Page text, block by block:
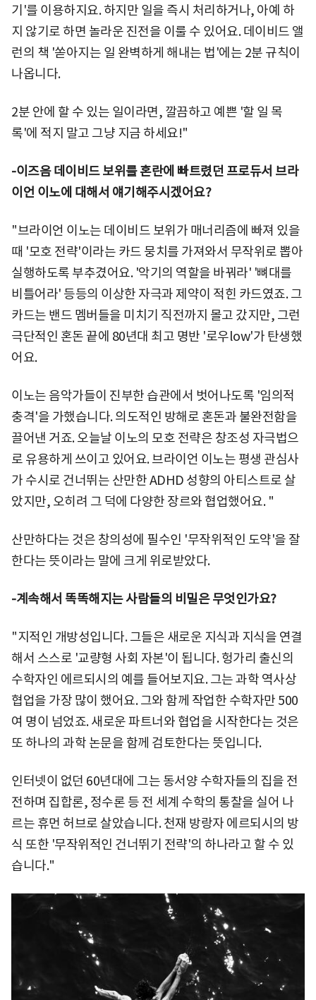
기'를 이용하지요. 하지만 일을 즉시 처리하거나, 아예 하
지 않기로 하면 놀라운 진전을 이룰 수 있어요. 데이비드 앨
런의 책 '쏟아지는 일 완벽하게 해내는 법'에는 2분 규칙이
나옵니다.
2분 안에 할 수 있는 일이라면, 깔끔하고 예쁜 '할 일 목
록'에 적지 말고 그냥 지금 하세요!"
-이즈음 데이비드 보위를 혼란에 빠트렸던 프로듀서 브라
이언 이노에 대해서 얘기해주시겠어요?
"브라이언 이노는 데이비드 보위가 매너리즘에 빠져 있을
때 '모호 전략'이라는 카드 뭉치를 가져와서 무작위로 뽑아
실행하도록 부추겼어요. '악기의 역할을 바꿔라' '뼈대를
비틀어라' 등등의 이상한 자극과 제약이 적힌 카드였죠. 그
카드는 밴드 멤버들을 미치기 직전까지 몰고 갔지만, 그런
극단적인 혼돈 끝에 80년대 최고 명반 '로우low'가 탄생했
어요.
이노는 음악가들이 진부한 습관에서 벗어나도록 '임의적
충격'을 가했습니다. 의도적인 방해로 혼돈과 불완전함을
끌어낸 거죠. 오늘날 이노의 모호 전략은 창조성 자극법으
로 유용하게 쓰이고 있어요. 브라이언 이노는 평생 관심사
가 수시로 건너뛰는 산만한 ADHD 성향의 아티스트로 살
았지만, 오히려 그 덕에 다양한 장르와 협업했어요. "
산만하다는 것은 창의성에 필수인 '무작위적인 도약'을 잘
한다는 뜻이라는 말에 크게 위로받았다.
-계속해서 똑똑해지는 사람들의 비밀은 무엇인가요?
"지적인 개방성입니다. 그들은 새로운 지식과 지식을 연결
해서 스스로 '교량형 사회 자본'이 됩니다. 헝가리 출신의
수학자인 에르되시의 예를 들어보지요. 그는 과학 역사상
협업을 가장 많이 했어요. 그와 함께 작업한 수학자만 500
여 명이 넘었죠. 새로운 파트너와 협업을 시작한다는 것은
또 하나의 과학 논문을 함께 검토한다는 뜻입니다.
인터넷이 없던 60년대에 그는 동서양 수학자들의 집을 전
전하며 집합론, 정수론 등 전 세계 수학의 통찰을 실어 나
르는 휴먼 허브로 살았습니다. 천재 방랑자 에르되시의 방
식 또한 '무작위적인 건너뛰기 전략'의 하나라고 할 수 있
습니다."